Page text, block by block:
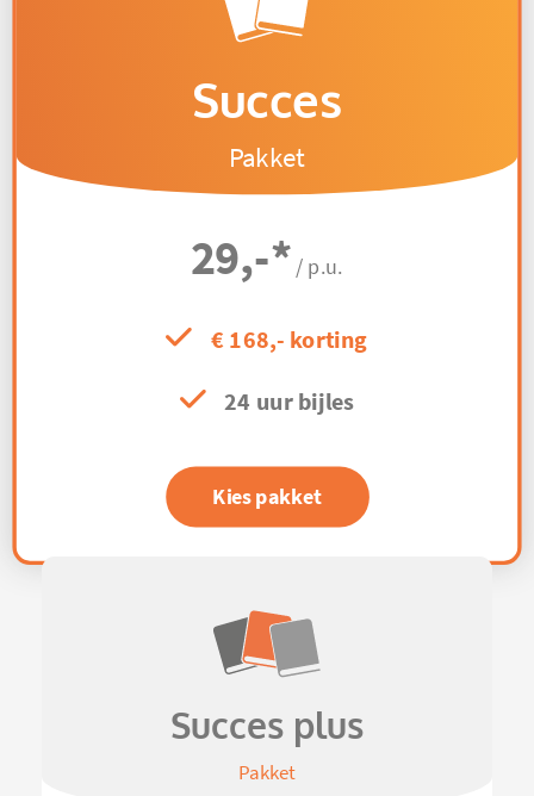
Succes
Pakket
29,-* / p.u.
€ 168,- korting
24 uur bijles
Kies pakket
Succes plus
Pakket